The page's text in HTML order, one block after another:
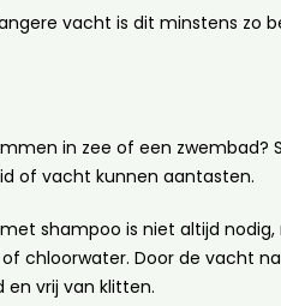
vacht is dit minstens zo
in zee of een zwembad?
of vacht kunnen aantasten.
shampoo is niet altijd
chloorwater. Door de vacht
en vrij van klitten.